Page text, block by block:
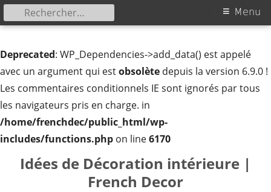
Deprecated: WP_Dependencies->add_data() est appelé
avec un argument qui estobsolète depuis la version 6.9.0 !
Les commentaires conditionnels IE sont ignorés par tous
les navigateurs pris en charge. in
/home/frenchdec/public_html/wp-
includes/functions.php on line6170
Idées de Décoration intérieure |
French Decor
Menu
Menu
Rechercher :